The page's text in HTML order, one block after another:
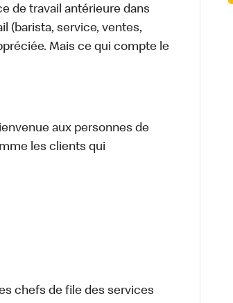
de travail antérieure dans
(barista, service, ventes,
Mais ce qui compte le
aux personnes de
les clients qui
chefs de file des services